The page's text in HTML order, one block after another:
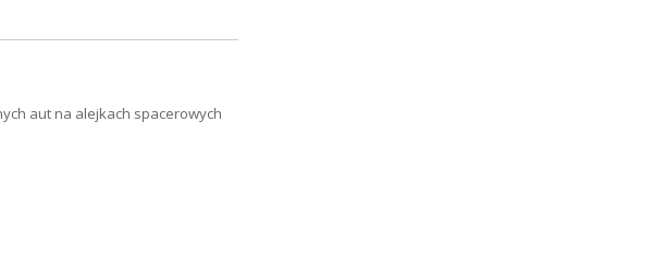
aut na alejkach spacerowych